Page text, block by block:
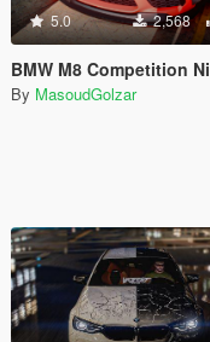
5.0 2,568
BMW M8 Competition Nike Off-White Livery [ 6k ]
By MasoudGolzar